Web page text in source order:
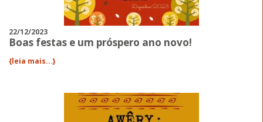
22/12/2023
Boas festas e um próspero ano novo!
{leia mais...}